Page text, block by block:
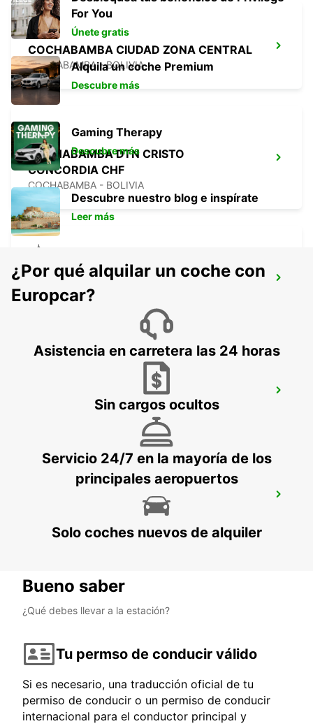
COCHABAMBA CIUDAD ZONA CENTRAL
COCHABAMBA - BOLIVIA
COCHABAMBA DTN CRISTO
CONCORDIA CHF
COCHABAMBA - BOLIVIA
COCHABAMBA AEROPUERTO JORGE
WILSTERMAN CHF
COCHABAMBA - BOLIVIA
PUERTO MONTT BRANCH RUTA 5 SUR
For You
Únete gratis
Alquila un coche Premium
Descubre más
Gaming Therapy
Descubre más
Descubre nuestro blog e inspírate
Leer más
¿Por qué alquilar un coche con
Europcar?
Asistencia en carretera las 24 horas
Sin cargos ocultos
Servicio 24/7 en la mayoría de los
principales aeropuertos
Solo coches nuevos de alquiler
Bueno saber
¿Qué debes llevar a la estación?
Tu permso de conducir válido
Si es necesario, una traducción oficial de tu
permiso de conducir o un permiso de conducir
internacional para el conductor principal y